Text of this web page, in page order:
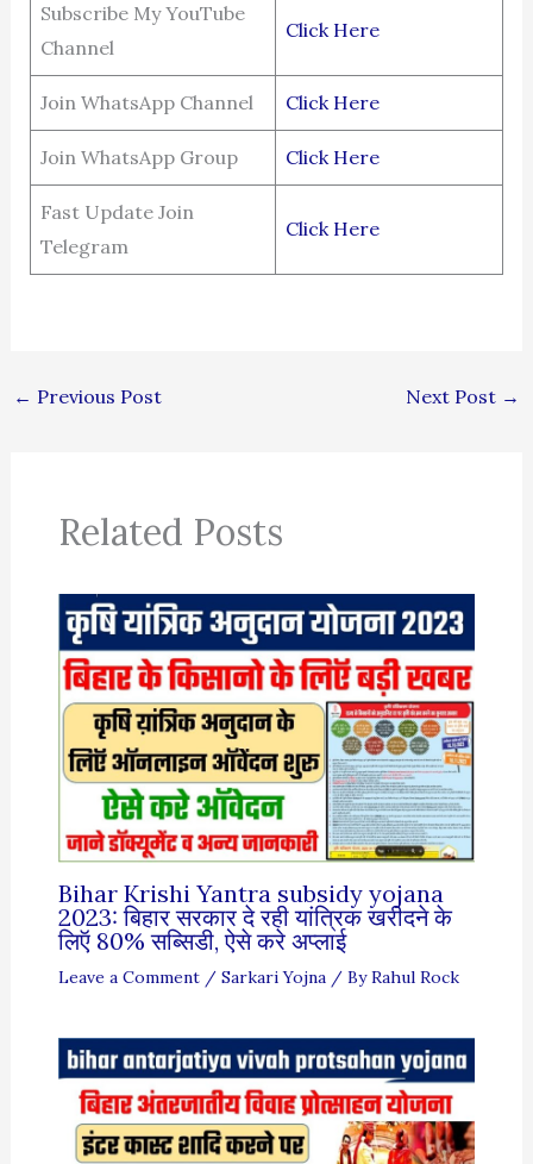
Subscribe My YouTube
Channel
Click Here
Join WhatsApp Channel Click Here
Join WhatsApp Group Click Here
Fast Update Join
Telegram
Click Here
← Previous Post Next Post →
Related Posts
Bihar Krishi Yantra subsidy yojana
2023: बिहार सरकार दे रही यांत्रिक खरीदने के
लिऍ 80% सब्सिडी, ऐसे करे अप्लाई
Leave a Comment / Sarkari Yojna/ ByRahul Rock